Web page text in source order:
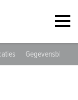
Gegevensbladen